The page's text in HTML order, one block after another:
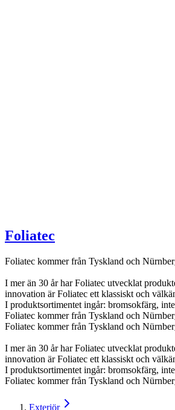
Foliatec
Foliatec kommer från Tyskland och
I mer än 30 år har Foliatec utvecklat
innovation är Foliatec ett klassiskt och
I produktsortimentet ingår: bromsokfärg,
Foliatec kommer från Tyskland och
Foliatec kommer från Tyskland och
I mer än 30 år har Foliatec utvecklat
innovation är Foliatec ett klassiskt och
I produktsortimentet ingår: bromsokfärg,
Foliatec kommer från Tyskland och
Exteriör